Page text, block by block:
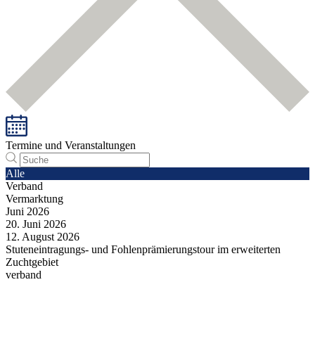
Termine und Veranstaltungen
Alle
Verband
Vermarktung
Juni 2026
20. Juni 2026
12. August 2026
Stuteneintragungs- und Fohlenprämierungstour im erweiterten
Zuchtgebiet
verband